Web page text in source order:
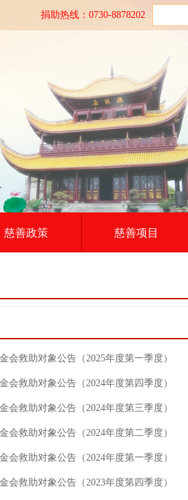
救助对象公告（2025年度第一季度）
救助对象公告（2024年度第四季度）
救助对象公告（2024年度第三季度）
救助对象公告（2024年度第二季度）
救助对象公告（2024年度第一季度）
救助对象公告（2023年度第四季度）